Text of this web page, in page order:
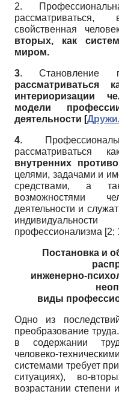
2.
свойственная
вторых, как
миром.
3. Становление
рассматриваться
интериоризации
модели
деятельности [
4.
рассматриваться
внутренних
целями, задачами и
средствами, а
возможностями
деятельности и
профессионализма [2;
Постановка и
инженерно-
виды
Одно из
преобразование
в содержании
человеко-
системами требует
ситуациях), во-
возрастании степени